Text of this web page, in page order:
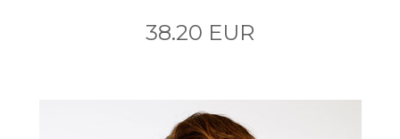
38.20 EUR